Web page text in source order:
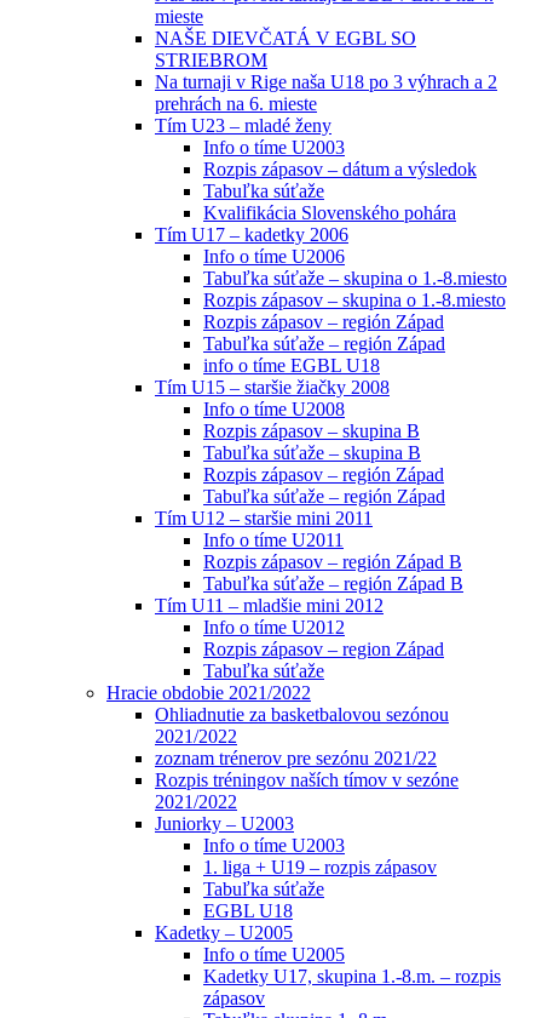
mieste
NAŠE DIEVČATÁ V EGBL SO
STRIEBROM
Na turnaji v Rige naša U18 po 3 výhrach a 2
prehrách na 6. mieste
Tím U23 – mladé ženy
Info o tíme U2003
Rozpis zápasov – dátum a výsledok
Tabuľka súťaže
Kvalifikácia Slovenského pohára
Tím U17 – kadetky 2006
Info o tíme U2006
Tabuľka súťaže – skupina o 1.-8.miesto
Rozpis zápasov – skupina o 1.-8.miesto
Rozpis zápasov – región Západ
Tabuľka súťaže – región Západ
info o tíme EGBL U18
Tím U15 – staršie žiačky 2008
Info o tíme U2008
Rozpis zápasov – skupina B
Tabuľka súťaže – skupina B
Rozpis zápasov – región Západ
Tabuľka súťaže – región Západ
Tím U12 – staršie mini 2011
Info o tíme U2011
Rozpis zápasov – región Západ B
Tabuľka súťaže – región Západ B
Tím U11 – mladšie mini 2012
Info o tíme U2012
Rozpis zápasov – region Západ
Tabuľka súťaže
Hracie obdobie 2021/2022
Ohliadnutie za basketbalovou sezónou
2021/2022
zoznam trénerov pre sezónu 2021/22
Rozpis tréningov naších tímov v sezóne
2021/2022
Juniorky – U2003
Info o tíme U2003
1. liga + U19 – rozpis zápasov
Tabuľka súťaže
EGBL U18
Kadetky – U2005
Info o tíme U2005
Kadetky U17, skupina 1.-8.m. – rozpis
zápasov